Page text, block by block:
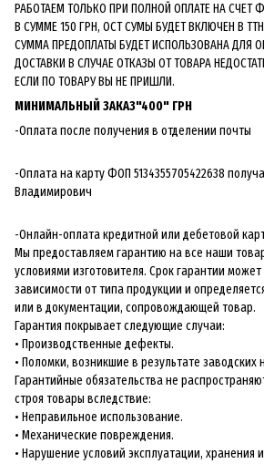
РАБОТАЕМ ТОЛЬКО ПРИ ПОЛНОЙ ОПЛАТЕ НА СЧЕТ
В СУММЕ 150 ГРН, ОСТ СУМЫ БУДЕТ ВКЛЮЧЕН В
СУММА ПРЕДОПЛАТЫ БУДЕТ ИСПОЛЬЗОВАНА ДЛЯ
ДОСТАВКИ В СЛУЧАЕ ОТКАЗЫ ОТ ТОВАРА
ЕСЛИ ПО ТОВАРУ ВЫ НЕ ПРИШЛИ.
МИНИМАЛЬНЫЙ ЗАКАЗ"400" ГРН
-Оплата после получения в отделении почты
-Оплата на карту ФОП 5134355705422638
Владимирович
-Онлайн-оплата кредитной или дебетовой
Мы предоставляем гарантию на все наши
условиями изготовителя. Срок гарантии
зависимости от типа продукции и
или в документации, сопровождающей товар.
Гарантия покрывает следующие случаи:
• Производственные дефекты.
• Поломки, возникшие в результате заводских
Гарантийные обязательства не
строя товары вследствие:
• Неправильное использование.
• Механические повреждения.
• Нарушение условий эксплуатации, хранения